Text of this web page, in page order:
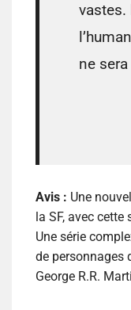
vastes.
ne
Avis : Une
la SF, avec cette
Une série
de personnages
George R.R.